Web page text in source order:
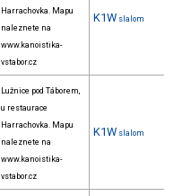
Harrachovka. Mapu
naleznete na
www.kanoistika-
vstabor.cz
K1W slalom
Lužnice pod Táborem,
u restaurace
Harrachovka. Mapu
naleznete na
www.kanoistika-
vstabor.cz
K1W slalom